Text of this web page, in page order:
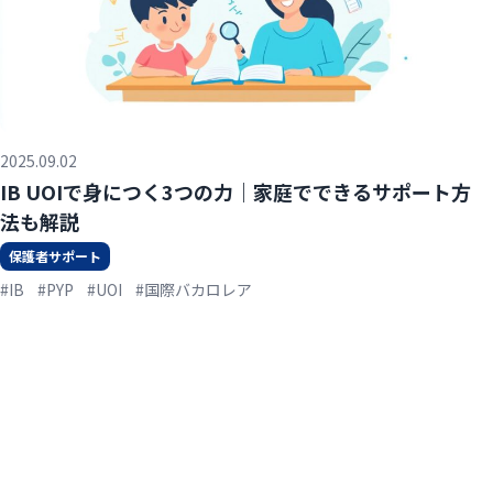
2025.09.02
IB UOIで身につく3つの力｜家庭でできるサポート方
法も解説
保護者サポート
#IB #PYP #UOI #国際バカロレア